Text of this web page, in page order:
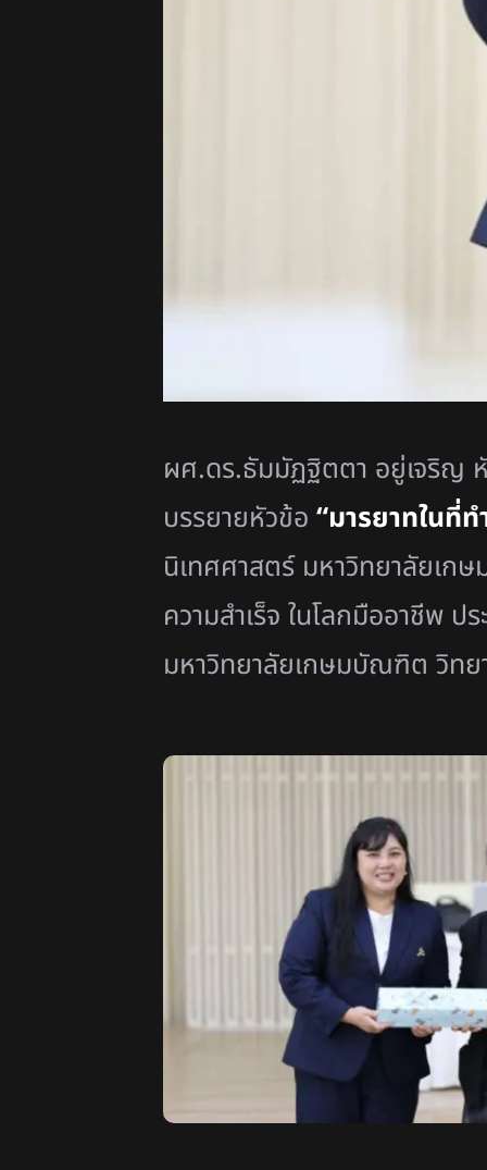
ผศ.ดร.ธัมมัฏฐิตตา อยู่เจริญ
บรรยายหัวข้อ “มารยาทในที่
นิเทศศาสตร์ มหาวิทยาลัยเก
ความสำเร็จ ในโลกมืออาชีพ
มหาวิทยาลัยเกษมบัณฑิต วิทย